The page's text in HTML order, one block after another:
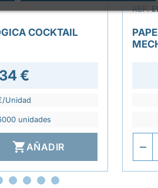
COCKTAIL
€
Unidad
unidades
AÑADIR
REF.